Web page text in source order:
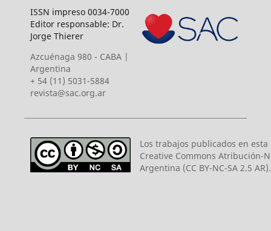
ISSN impreso 0034-7000
Editor responsable: Dr.
Jorge Thierer
Azcuénaga 980 - CABA |
Argentina
+ 54 (11) 5031-5884
revista@sac.org.ar
Los trabajos publicados en
Creative Commons Atribución-
Argentina (CC BY-NC-SA 2.5 AR).